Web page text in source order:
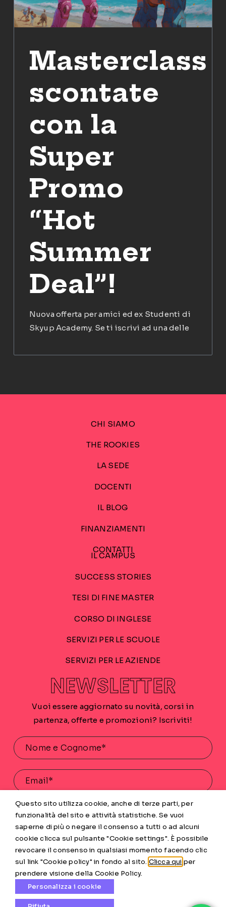
Masterclass
scontate
con la
Super
Promo
“Hot
Summer
Deal”!
Nuova offerta per amici ed ex Studenti di
Skyup Academy. Se ti iscrivi ad una delle
CHI SIAMO
THE ROOKIES
LA SEDE
DOCENTI
IL BLOG
FINANZIAMENTI
CONTATTI
IL CAMPUS
SUCCESS STORIES
TESI DI FINE MASTER
CORSO DI INGLESE
SERVIZI PER LE SCUOLE
SERVIZI PER LE AZIENDE
NEWSLETTER
Vuoi essere aggiornato su novità, corsi in
partenza, offerte e promozioni? Iscriviti!
Acconsento al trattamento dei miei dati personali
INVIA
Questo sito utilizza cookie, anche di terze parti, per
funzionalità del sito e attività statistiche. Se vuoi
saperne di più o negare il consenso a tutti o ad alcuni
cookie clicca sul pulsante "Cookie settings". È possibile
revocare il consenso in qualsiasi momento facendo clic
sul link "Cookie policy" in fondo al sito. Clicca qui per
prendere visione della Cookie Policy.
Personalizza i cookie